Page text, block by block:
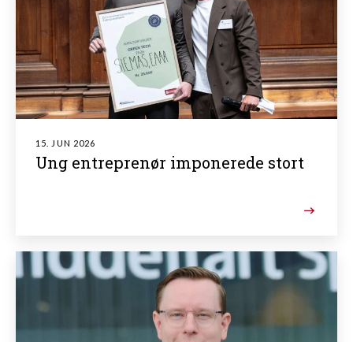
15. JUN 2026
Ung entreprenør imponerede stort